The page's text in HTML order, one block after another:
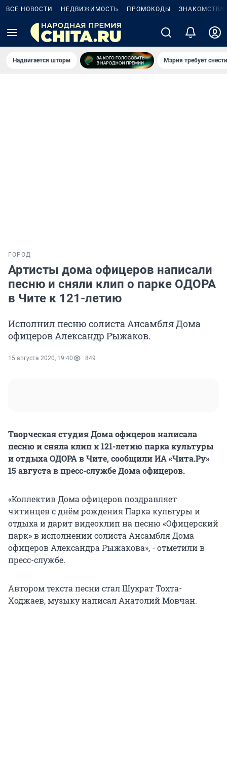
ВСЕ НОВОСТИ НЕДВИЖИМОСТЬ ПРОМОКОДЫ ЗНАКОМСТВА
Надвигается шторм Мэрия требует
ГОРОД
Артисты дома офицеров написали
песню и сняли клип о парке ОДОРА
в Чите к 121-летию
Исполнил песню солиста Ансамбля Дома
офицеров Александр Рыжаков.
15 августа 2020, 19:40 849
Творческая студия Дома офицеров написала
песню и сняла клип к 121-летию парка культуры
и отдыха ОДОРА в Чите, сообщили ИА «Чита.Ру»
15 августа в пресс-службе Дома офицеров.
«Коллектив Дома офицеров поздравляет
читинцев с днём рождения Парка культуры и
отдыха и дарит видеоклип на песню «Офицерский
парк» в исполнении солиста Ансамбля Дома
офицеров Александра Рыжакова», - отметили в
пресс-службе.
Автором текста песни стал Шухрат Тохта-
Ходжаев, музыку написал Анатолий Мовчан.